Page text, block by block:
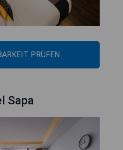
PRÜFEN
Sapa